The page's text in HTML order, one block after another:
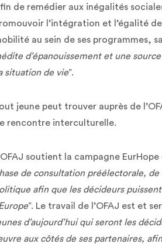
de remédier aux inégalités
l’intégration et l’égalité
au sein de ses programmes,
d’épanouissement et une
situation de vie”.
jeune peut trouver auprès de
rencontre interculturelle.
soutient la campagne
de consultation préélectorale,
afin que les décideurs
”. Le travail de l’OFAJ est et
d’aujourd’hui qui seront les
aux côtés de ses partenaires,